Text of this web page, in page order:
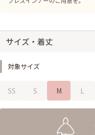
サイズ・着丈
対象サイズ
SS S M L